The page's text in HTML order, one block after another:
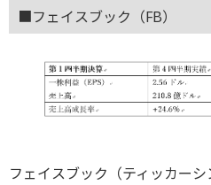
■フェイスブック（FB）
フェイスブック（ティッカー